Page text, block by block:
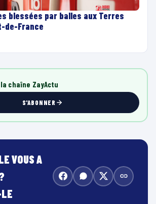
blessées par balles aux Terres
de-France
chaîne ZayActu
S'ABONNER
VOUS A